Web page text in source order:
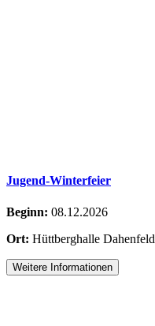
Jugend-Winterfeier
Beginn: 08.12.2026
Ort: Hüttberghalle Dahenfeld
Weitere Informationen